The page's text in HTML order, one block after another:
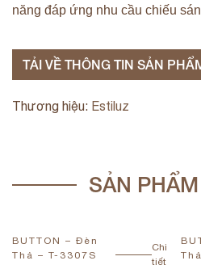
năng đáp ứng nhu cầu chiếu
TẢI VỀ THÔNG TIN SẢN
Thương hiệu: Estiluz
SẢN
BUTTON – Đèn
Thả – T-3307S
Chi
tiết